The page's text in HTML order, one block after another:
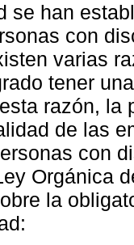
se han
con
varias
tener
razón, la
de las
con
Orgánica
la